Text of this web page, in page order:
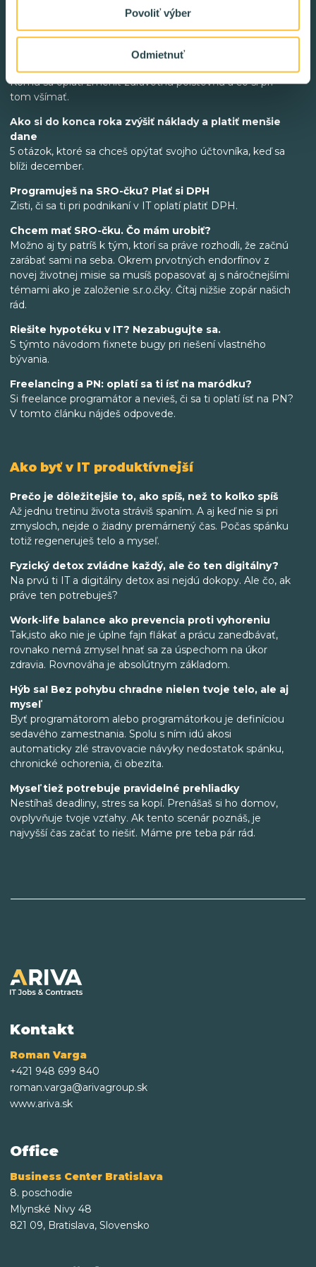
Povoliť výber
Odmietnuť
Práca v IT na živnosť / s.r.o.
Stojí za to prepoistiť sa do inej zdravotnej
poisťovne?
Komu sa oplatí zmeniť zdravotnú poisťovňu a čo si pri
tom všímať.
Ako si do konca roka zvýšiť náklady a platiť menšie
dane
5 otázok, ktoré sa chceš opýtať svojho účtovníka, keď sa
blíži december.
Programuješ na SRO-čku? Plať si DPH
Zisti, či sa ti pri podnikaní v IT oplatí platiť DPH.
Chcem mať SRO-čku. Čo mám urobiť?
Možno aj ty patríš k tým, ktorí sa práve rozhodli, že začnú
zarábať sami na seba. Okrem prvotných endorfínov z
novej životnej misie sa musíš popasovať aj s náročnejšími
témami ako je založenie s.r.o.čky. Čítaj nižšie zopár našich
rád.
Riešite hypotéku v IT? Nezabugujte sa.
S týmto návodom fixnete bugy pri riešení vlastného
bývania.
Freelancing a PN: oplatí sa ti ísť na maródku?
Si freelance programátor a nevieš, či sa ti oplatí ísť na PN?
V tomto článku nájdeš odpovede.
Ako byť v IT produktívnejší
Prečo je dôležitejšie to, ako spíš, než to koľko spíš
Až jednu tretinu života stráviš spaním. A aj keď nie si pri
zmysloch, nejde o žiadny premárnený čas. Počas spánku
totiž regeneruješ telo a myseľ.
Fyzický detox zvládne každý, ale čo ten digitálny?
Na prvú ti IT a digitálny detox asi nejdú dokopy. Ale čo, ak
práve ten potrebuješ?
Work-life balance ako prevencia proti vyhoreniu
Tak,isto ako nie je úplne fajn flákať a prácu zanedbávať,
rovnako nemá zmysel hnať sa za úspechom na úkor
zdravia. Rovnováha je absolútnym základom.
Hýb sa! Bez pohybu chradne nielen tvoje telo, ale aj
myseľ
Byť programátorom alebo programátorkou je definíciou
sedavého zamestnania. Spolu s ním idú akosi
automaticky zlé stravovacie návyky nedostatok spánku,
chronické ochorenia, či obezita.
Myseľ tiež potrebuje pravidelné prehliadky
Nestíhaš deadliny, stres sa kopí. Prenášaš si ho domov,
ovplyvňuje tvoje vzťahy. Ak tento scenár poznáš, je
najvyšší čas začať to riešiť. Máme pre teba pár rád.
Kontakt
Roman Varga
+421 948 699 840
roman.varga@arivagroup.sk
www.ariva.sk
Office
Business Center Bratislava
8. poschodie
Mlynské Nivy 48
821 09, Bratislava, Slovensko